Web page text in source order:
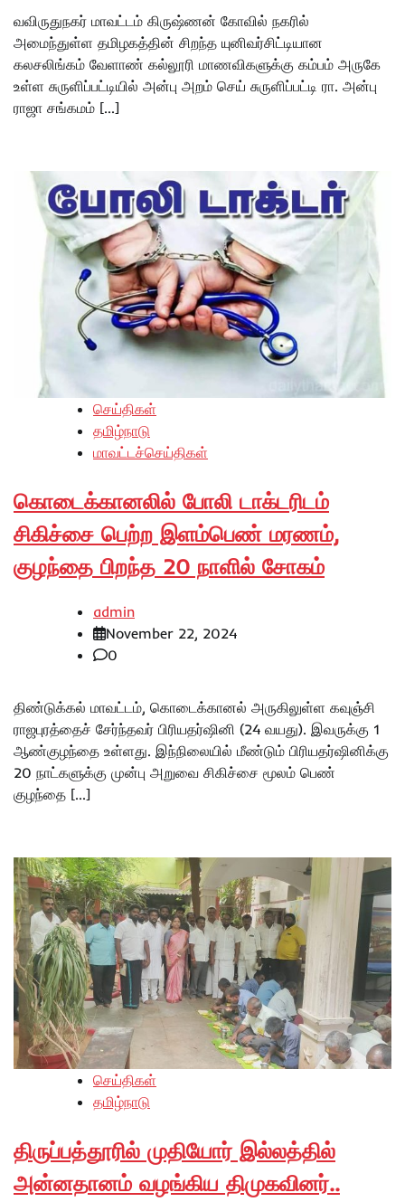
வவிருதுநகர் மாவட்டம் கிருஷ்ணன் கோவில் நகரில்
அமைந்துள்ள தமிழகத்தின் சிறந்த யுனிவர்சிட்டியான
கலசலிங்கம் வேளாண் கல்லூரி மாணவிகளுக்கு கம்பம் அருகே
உள்ள சுருளிப்பட்டியில் அன்பு அறம் செய் சுருளிப்பட்டி ரா. அன்பு
ராஜா சங்கமம் […]
செய்திகள்
தமிழ்நாடு
மாவட்டச்செய்திகள்
கொடைக்கானலில் போலி டாக்டரிடம்
சிகிச்சை பெற்ற இளம்பெண் மரணம்,
குழந்தை பிறந்த 20 நாளில் சோகம்
admin
November 22, 2024
0
திண்டுக்கல் மாவட்டம், கொடைக்கானல் அருகிலுள்ள கவுஞ்சி
ராஜபுரத்தைச் சேர்ந்தவர் பிரியதர்ஷினி (24 வயது). இவருக்கு 1
ஆண்குழந்தை உள்ளது. இந்நிலையில் மீண்டும் பிரியதர்ஷினிக்கு
20 நாட்களுக்கு முன்பு அறுவை சிகிச்சை மூலம் பெண்
குழந்தை […]
செய்திகள்
தமிழ்நாடு
திருப்பத்தூரில் முதியோர் இல்லத்தில்
அன்னதானம் வழங்கிய திமுகவினர்..